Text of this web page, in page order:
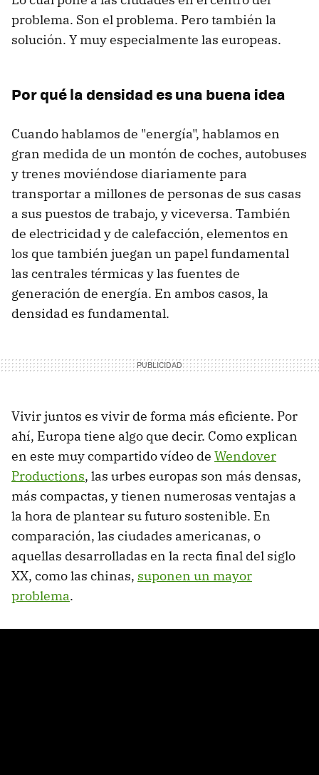
problema. Son el problema. Pero también la
solución. Y muy especialmente las europeas.
Por qué la densidad es una buena idea
Cuando hablamos de "energía", hablamos en
gran medida de un montón de coches, autobuses
y trenes moviéndose diariamente para
transportar a millones de personas de sus casas
a sus puestos de trabajo, y viceversa. También
de electricidad y de calefacción, elementos en
los que también juegan un papel fundamental
las centrales térmicas y las fuentes de
generación de energía. En ambos casos, la
densidad es fundamental.
Vivir juntos es vivir de forma más eficiente. Por
ahí, Europa tiene algo que decir. Como explican
en este muy compartido vídeo de Wendover
Productions, las urbes europas son más densas,
más compactas, y tienen numerosas ventajas a
la hora de plantear su futuro sostenible. En
comparación, las ciudades americanas, o
aquellas desarrolladas en la recta final del siglo
XX, como las chinas, suponen un mayor
problema.